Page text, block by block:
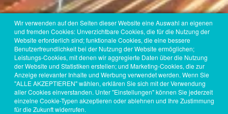
Wir verwenden auf den Seiten dieser Website eine Auswahl an eigenen
und fremden Cookies: Unverzichtbare Cookies, die für die Nutzung der
Website erforderlich sind; funktionale Cookies, die eine bessere
Benutzerfreundlichkeit bei der Nutzung der Website ermöglichen;
Leistungs-Cookies, mit denen wir aggregierte Daten über die Nutzung
der Website und Statistiken erstellen; und Marketing-Cookies, die zur
Anzeige relevanter Inhalte und Werbung verwendet werden. Wenn Sie
"ALLE AKZEPTIEREN" wählen, erklären Sie sich mit der Verwendung
aller Cookies einverstanden. Unter "Einstellungen" können Sie jederzeit
einzelne Cookie-Typen akzeptieren oder ablehnen und Ihre Zustimmung
für die Zukunft widerrufen.